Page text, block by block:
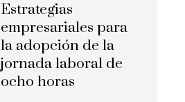
Estrategias
empresariales para
la adopción de la
jornada laboral de
ocho horas